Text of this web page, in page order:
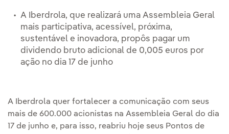
A Iberdrola, que realizará uma Assembleia Geral
mais participativa, acessível, próxima,
sustentável e inovadora, propôs pagar um
dividendo bruto adicional de 0,005 euros por
ação no dia 17 de junho
A Iberdrola quer fortalecer a comunicação com seus
mais de 600.000 acionistas na Assembleia Geral do dia
17 de junho e, para isso, reabriu hoje seus Pontos de